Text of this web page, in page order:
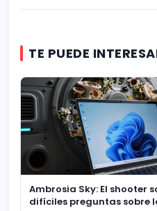
TE PUEDE
Ambrosia Sky: El shooter
difíciles preguntas sobre